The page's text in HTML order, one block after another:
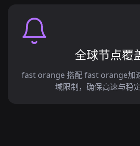
全球节点覆
fast orange 搭配 fast orange加
域限制，确保高速与稳定